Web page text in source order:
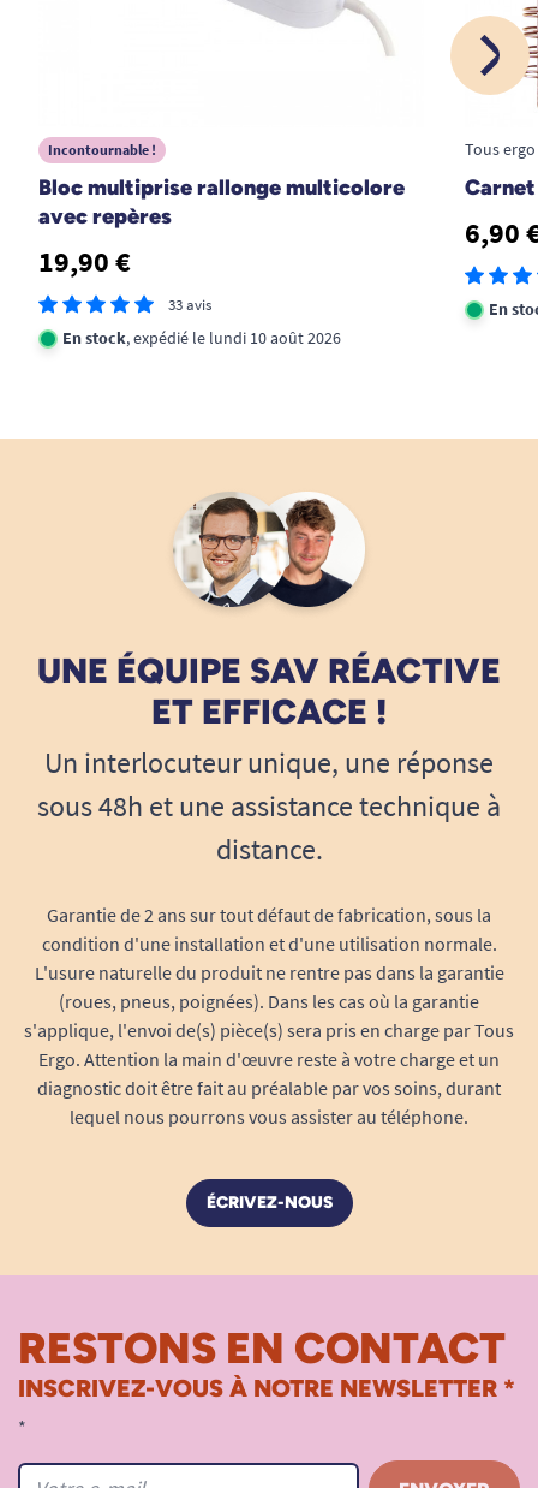
Incontournable !
Bloc multiprise rallonge multicolore
avec repères
19,90 €
33 avis
En stock, expédié le lundi 10 août 2026
Tous ergo
6,90
En
UNE ÉQUIPE SAV RÉACTIVE
ET EFFICACE !
Un interlocuteur unique, une réponse
sous 48h et une assistance technique à
distance.
Garantie de 2 ans sur tout défaut de fabrication, sous la
condition d'une installation et d'une utilisation normale.
L'usure naturelle du produit ne rentre pas dans la garantie
(roues, pneus, poignées). Dans les cas où la garantie
s'applique, l'envoi de(s) pièce(s) sera pris en charge par Tous
Ergo. Attention la main d'œuvre reste à votre charge et un
diagnostic doit être fait au préalable par vos soins, durant
lequel nous pourrons vous assister au téléphone.
ÉCRIVEZ-NOUS
RESTONS EN CONTACT
INSCRIVEZ-VOUS À NOTRE NEWSLETTER *
*